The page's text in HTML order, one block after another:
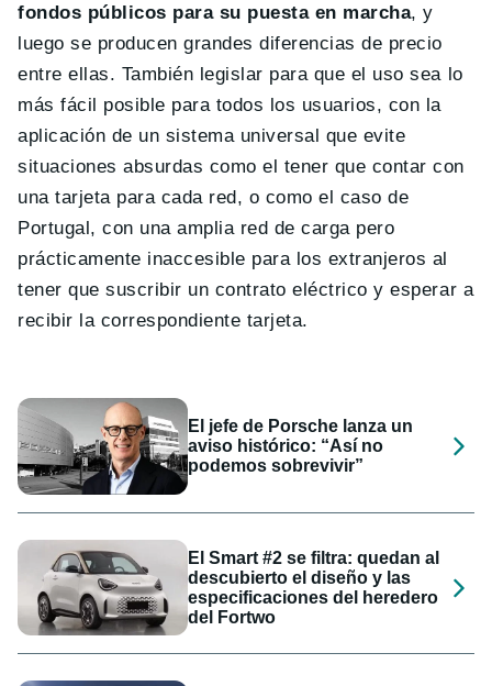
fondos públicos para su puesta en marcha, y
luego se producen grandes diferencias de precio
entre ellas. También legislar para que el uso sea lo
más fácil posible para todos los usuarios, con la
aplicación de un sistema universal que evite
situaciones absurdas como el tener que contar con
una tarjeta para cada red, o como el caso de
Portugal, con una amplia red de carga pero
prácticamente inaccesible para los extranjeros al
tener que suscribir un contrato eléctrico y esperar a
recibir la correspondiente tarjeta.
El jefe de Porsche lanza un
aviso histórico: “Así no
podemos sobrevivir”
El Smart #2 se filtra: quedan al
descubierto el diseño y las
especificaciones del heredero
del Fortwo